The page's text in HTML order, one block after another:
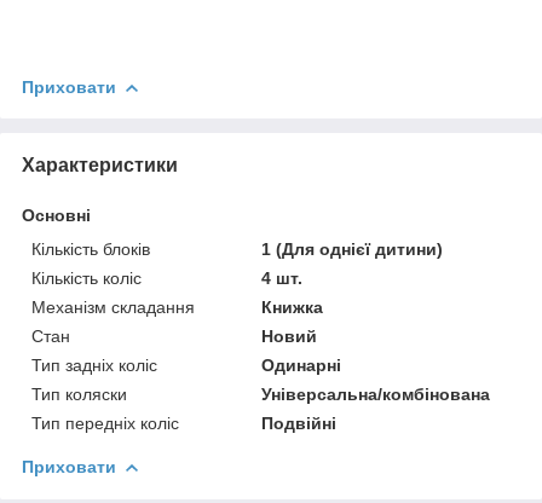
Приховати
Характеристики
Основні
Кількість блоків
1 (Для однієї дитини)
Кількість коліс
4 шт.
Механізм складання
Книжка
Стан
Новий
Тип задніх коліс
Одинарні
Тип коляски
Універсальна/комбінована
Тип передніх коліс
Подвійні
Приховати